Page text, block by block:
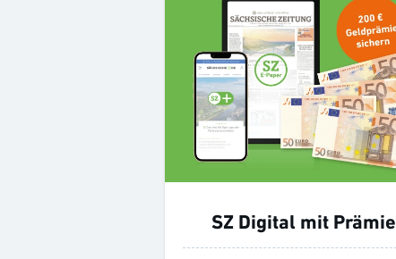
SZ Digital mit Prämie